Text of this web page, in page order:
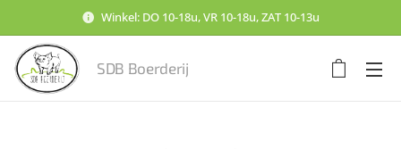
Winkel: DO 10-18u, VR 10-18u, ZAT 10-13u
SDB Boerderij